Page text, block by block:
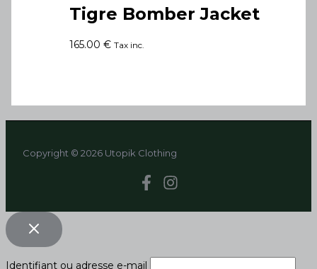
Tigre Bomber Jacket
165.00 € Tax inc.
Copyright © 2026 Utopik Clothing
Identifiant ou adresse e-mail